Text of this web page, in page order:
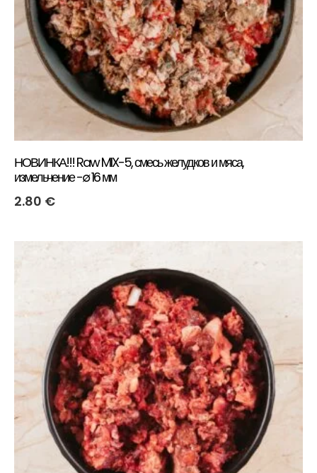
НОВИНКА!!! Raw MIX-5, смесь желудков и мяса,
измельчение -∅ 16 мм
2.80 €